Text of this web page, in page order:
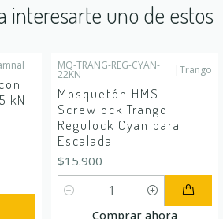
interesarte uno de estos
kN
MQ-TRANG-REG-CYAN-
22KN |Trango
Mosquetón HMS
Screwlock Trango
Regulock Cyan para
Escalada
$15.900
Cantidad
Comprar ahora